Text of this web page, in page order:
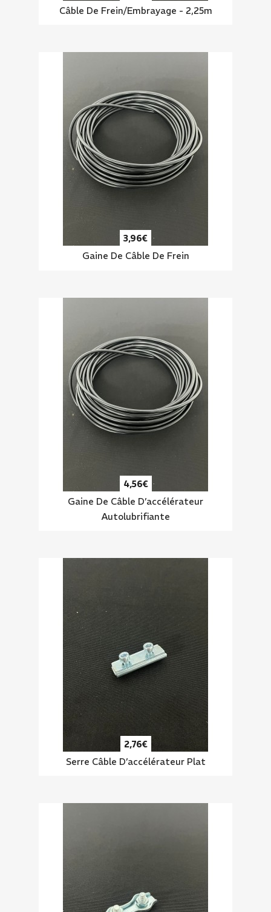
Câble De Frein/embrayage - 2,25m
3,96€
Gaine De Câble De Frein
4,56€
Gaine De Câble D’accélérateur
Autolubrifiante
2,76€
Serre Câble D’accélérateur Plat